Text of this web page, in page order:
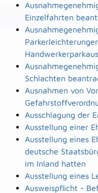
Einzelfahrten
Schlachten
Ausnahmen von
Ausschlagung der
Ausstellung einer
Ausstellung eines
deutsche
im Inland hatten
Ausstellung eines
Ausweispflicht -